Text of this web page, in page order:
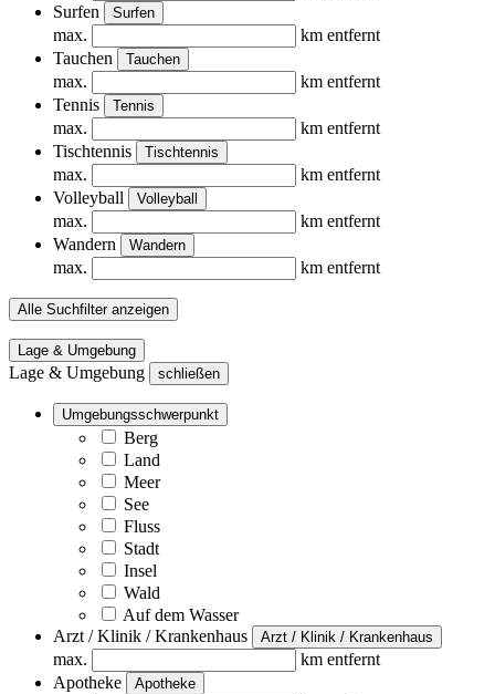
Surfen
Surfen
max.
km entfernt
Tauchen
Tauchen
max.
km entfernt
Tennis
Tennis
max.
km entfernt
Tischtennis
Tischtennis
max.
km entfernt
Volleyball
Volleyball
max.
km entfernt
Wandern
Wandern
max. km entfernt
Alle Suchfilter anzeigen
Lage & Umgebung
Lage & Umgebung schließen
Umgebungsschwerpunkt
Berg
Land
Meer
See
Fluss
Stadt
Insel
Wald
Auf dem Wasser
Arzt / Klinik / Krankenhaus
Arzt / Klinik / Krankenhaus
max.
km entfernt
Apotheke
Apotheke